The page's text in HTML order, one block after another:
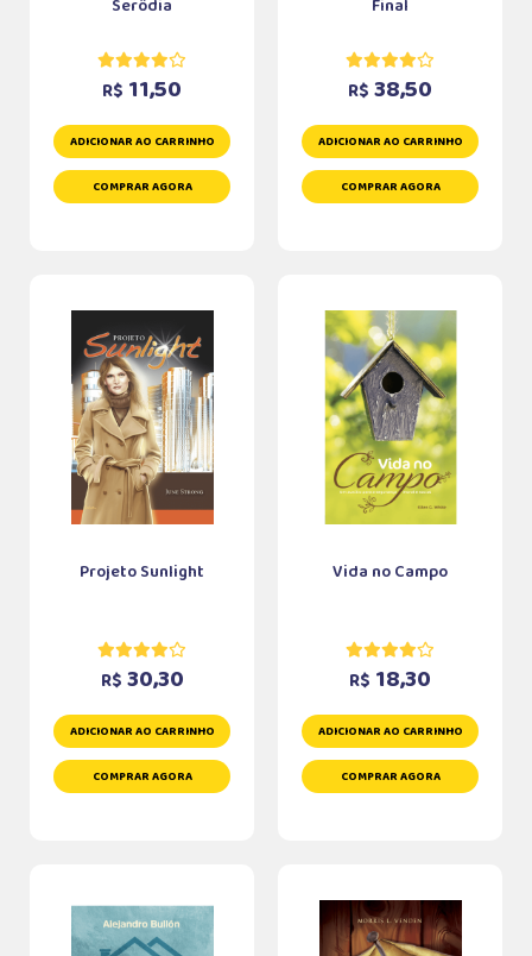
Serôdia
R$ 11,50
ADICIONAR AO CARRINHO
COMPRAR AGORA
Final
R$ 38,50
ADICIONAR AO CARRINHO
COMPRAR AGORA
Projeto Sunlight
R$ 30,30
ADICIONAR AO CARRINHO
COMPRAR AGORA
Vida no Campo
R$ 18,30
ADICIONAR AO CARRINHO
COMPRAR AGORA